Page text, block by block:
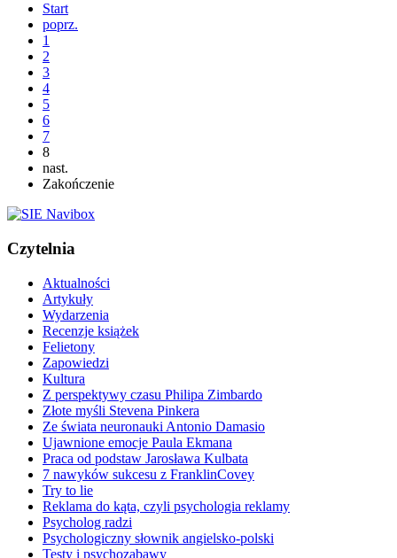
Start
poprz.
1
2
3
4
5
6
7
8
nast.
Zakończenie
Czytelnia
Aktualności
Artykuły
Wydarzenia
Recenzje książek
Felietony
Zapowiedzi
Kultura
Z perspektywy czasu Philipa Zimbardo
Złote myśli Stevena Pinkera
Ze świata neuronauki Antonio Damasio
Ujawnione emocje Paula Ekmana
Praca od podstaw Jarosława Kulbata
7 nawyków sukcesu z FranklinCovey
Try to lie
Reklama do kąta, czyli psychologia reklamy
Psycholog radzi
Psychologiczny słownik angielsko-polski
Testy i psychozabawy